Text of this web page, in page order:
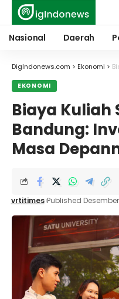
Nasional Daerah
DigIndonews.com > Ekonomi >
EKONOMI
Biaya Kuliah
Bandung:
Masa
vrtitimes Published